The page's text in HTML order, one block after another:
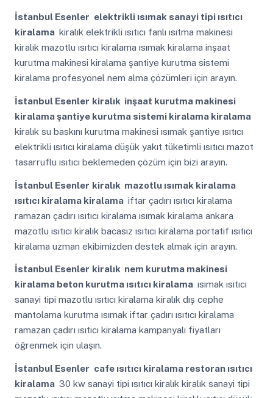
İstanbul Esenler elektrikli ısımak sanayi tipi ısıtıcı
kiralama kiralık elektrikli ısıtıcı fanlı ısıtma makinesi
kiralık mazotlu ısıtıcı kiralama ısımak kiralama inşaat
kurutma makinesi kiralama şantiye kurutma sistemi
kiralama profesyonel nem alma çözümleri için arayın.
İstanbul Esenler kiralık inşaat kurutma makinesi
kiralama şantiye kurutma sistemi kiralama kiralama
kiralık su baskını kurutma makinesi ısımak şantiye ısıtıcı
elektrikli ısıtıcı kiralama düşük yakıt tüketimli ısıtıcı mazot
tasarruflu ısıtıcı beklemeden çözüm için bizi arayın.
İstanbul Esenler kiralık mazotlu ısımak kiralama
ısıtıcı kiralama kiralama iftar çadırı ısıtıcı kiralama
ramazan çadırı ısıtıcı kiralama ısımak kiralama ankara
mazotlu ısıtıcı kiralık bacasız ısıtıcı kiralama portatif ısıtıcı
kiralama uzman ekibimizden destek almak için arayın.
İstanbul Esenler kiralık nem kurutma makinesi
kiralama beton kurutma ısıtıcı kiralama ısımak ısıtıcı
sanayi tipi mazotlu ısıtıcı kiralama kiralık dış cephe
mantolama kurutma ısımak iftar çadırı ısıtıcı kiralama
ramazan çadırı ısıtıcı kiralama kampanyalı fiyatları
öğrenmek için ulaşın.
İstanbul Esenler cafe ısıtıcı kiralama restoran ısıtıcı
kiralama 30 kw sanayi tipi ısıtıcı kiralık kiralık sanayi tipi